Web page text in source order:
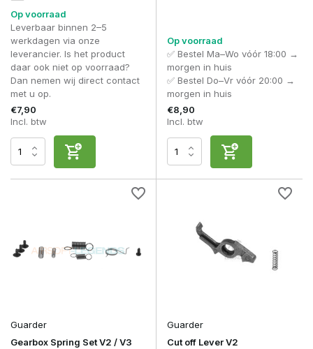
Op voorraad
Leverbaar binnen 2–5
werkdagen via onze
leverancier. Is het product
daar ook niet op voorraad?
Dan nemen wij direct contact
met u op.
€7,90
Incl. btw
Op voorraad
✅ Bestel Ma–Wo vóór 18:00 →
morgen in huis
✅ Bestel Do–Vr vóór 20:00 →
morgen in huis
€8,90
Incl. btw
Guarder
Gearbox Spring Set V2 / V3
Guarder
Cut off Lever V2